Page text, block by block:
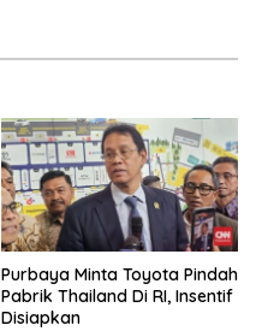
Purbaya Minta Toyota Pindah
Pabrik Thailand Di RI, Insentif
Disiapkan